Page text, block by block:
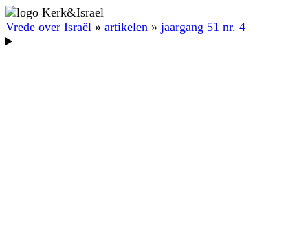
Vrede over Israël » artikelen » jaargang 51 nr. 4